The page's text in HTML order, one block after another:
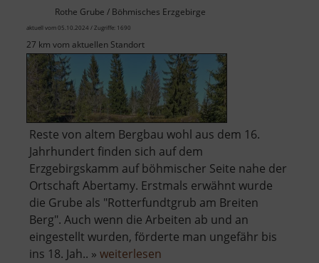
Rothe Grube / Böhmisches Erzgebirge
aktuell vom 05.10.2024 / Zugriffe: 1690
27 km vom aktuellen Standort
Reste von altem Bergbau wohl aus dem 16.
Jahrhundert finden sich auf dem
Erzgebirgskamm auf böhmischer Seite nahe der
Ortschaft Abertamy. Erstmals erwähnt wurde
die Grube als "Rotterfundtgrub am Breiten
Berg". Auch wenn die Arbeiten ab und an
eingestellt wurden, förderte man ungefähr bis
ins 18. Jah.. » weiterlesen